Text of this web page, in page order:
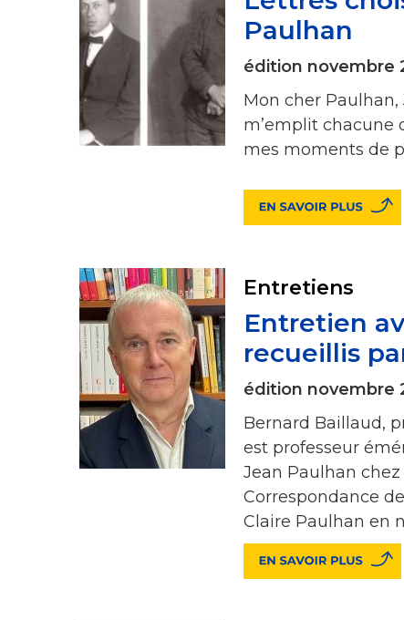
Paulhan
édition novembre
Mon cher
m’emplit chacune
mes moments de
Entretiens
Entretien
recueillis
édition novembre
Bernard Baillaud,
est professeur
Jean Paulhan
Correspondance
Claire Paulhan en